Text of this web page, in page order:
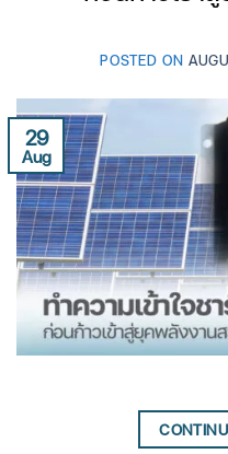
POSTED ON
29
Aug